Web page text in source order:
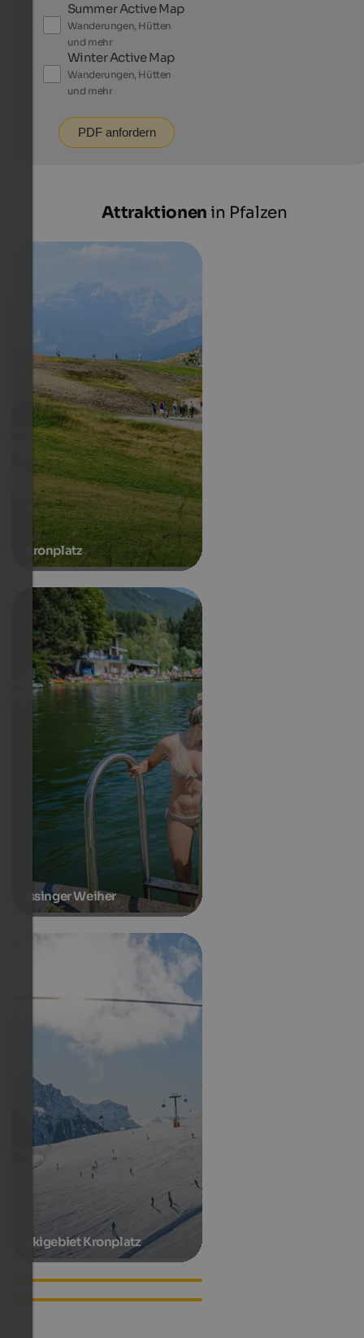
Summer Active Map
Wanderungen, Hütten
und mehr
Winter Active Map
Wanderungen, Hütten
und mehr
PDF anfordern
Attraktionen in Pfalzen
Kronplatz
Issinger Weiher
Skigebiet Kronplatz
Bio-Kräutergarten Bergila
Unterkünfte in Pfalzen